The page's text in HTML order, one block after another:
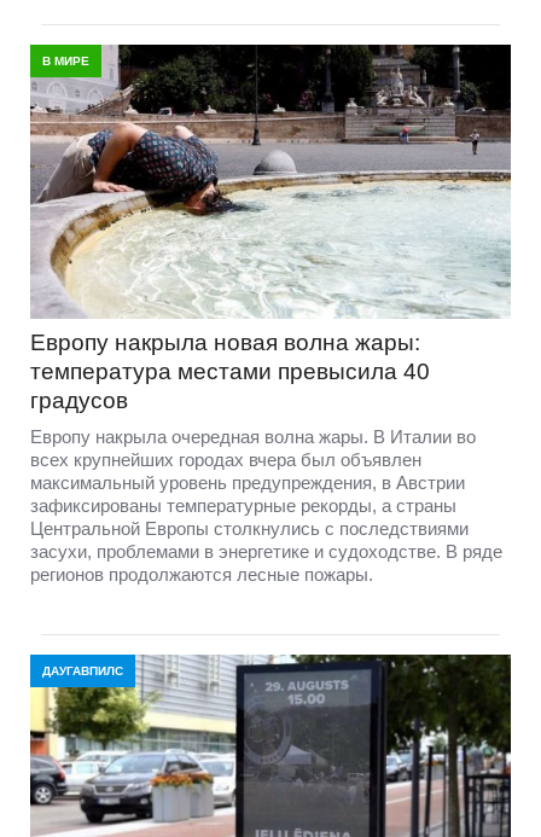
В МИРЕ
Европу накрыла новая волна жары:
температура местами превысила 40
градусов
Европу накрыла очередная волна жары. В Италии во
всех крупнейших городах вчера был объявлен
максимальный уровень предупреждения, в Австрии
зафиксированы температурные рекорды, а страны
Центральной Европы столкнулись с последствиями
засухи, проблемами в энергетике и судоходстве. В ряде
регионов продолжаются лесные пожары.
ДАУГАВПИЛС